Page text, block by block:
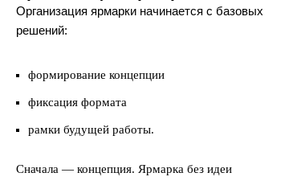
Организация ярмарки начинается с базовых
решений:
формирование концепции
фиксация формата
рамки будущей работы.
Сначала — концепция. Ярмарка без идеи